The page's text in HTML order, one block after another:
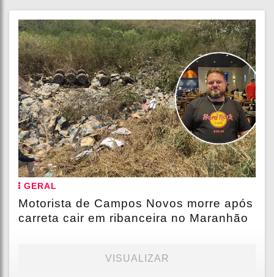
GERAL
Motorista de Campos Novos morre após
carreta cair em ribanceira no Maranhão
VISUALIZAR